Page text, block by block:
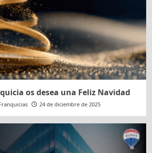
os desea una Feliz Navidad
24 de diciembre de 2025